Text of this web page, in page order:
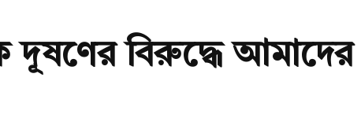
দূষণের বিরুদ্ধে আমাদের